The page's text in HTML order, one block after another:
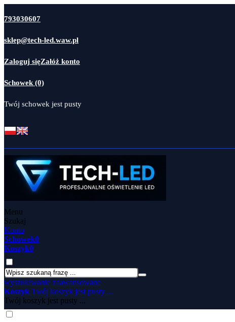
793030607
sklep@tech-led.waw.pl
Zaloguj sięZałóż konto
Schowek (0)
Twój schowek jest pusty
Menu
Szukaj
Konto
Schowek0
Koszyk0
wyszukiwanie zaawansowane
Koszyk Twój koszyk jest pusty ...
Twój koszyk jest pusty ...